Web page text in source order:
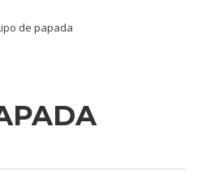
de papada